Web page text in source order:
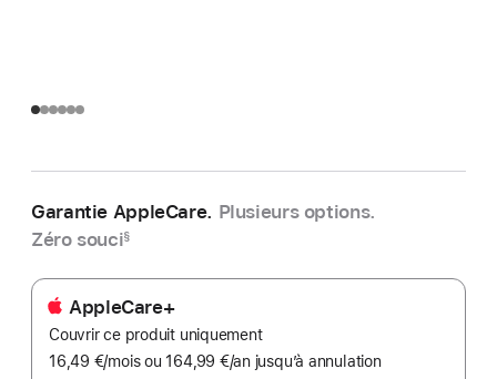
Garantie AppleCare. Plusieurs options.
Zéro souci§
AppleCare+
Couvrir ce produit uniquement
16,49 €/moispar
ou 164,99 €/an par
jusqu’à annulation